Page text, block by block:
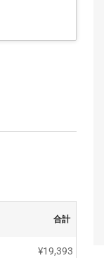
合計
¥19,393